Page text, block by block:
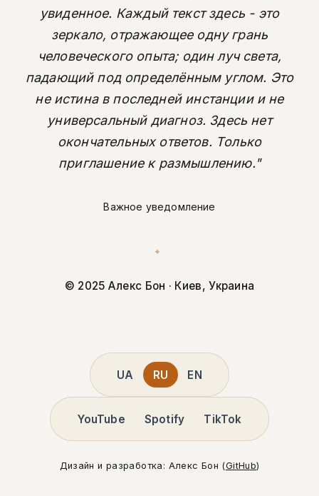
увиденное. Каждый текст здесь - это
зеркало, отражающее одну грань
человеческого опыта; один луч света,
падающий под определённым углом. Это
не истина в последней инстанции и не
универсальный диагноз. Здесь нет
окончательных ответов. Только
приглашение к размышлению."
Важное уведомление
✦
© 2025 Алекс Бон · Киев, Украина
UA RU EN
YouTube Spotify TikTok
Дизайн и разработка: Алекс Бон (GitHub)